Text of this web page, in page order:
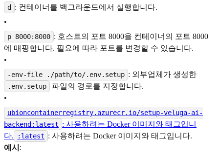
d
: 컨테이너를 백그라운드에서 실행합니다.
•
p 8000:8000 : 호스트의 포트 8000을 컨테이너의 포트 8000
에 매핑합니다. 필요에 따라 포트를 변경할 수 있습니다.
•
-env-file ./path/to/.env.setup : 외부업체가 생성한
.env.setup
파일의 경로를 지정합니다.
•
ubioncontainerregistry.azurecr.io/setup-veluga-ai-
backend:latest : 사용하려는 Docker 이미지와 태그입니
다.
:latest : 사용하려는 Docker 이미지와 태그입니다.
예시 :